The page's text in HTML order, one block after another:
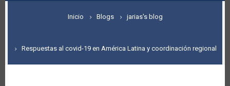
SOBRESCRIBIR
DE
Inicio Blogs jarias's blog
Respuestas al covid-19 en América Latina y coordinación regional